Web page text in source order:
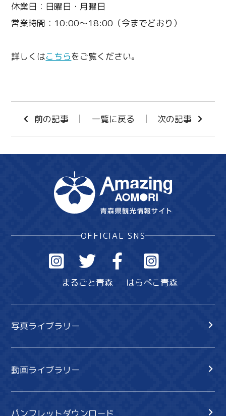
休業日：日曜日・月曜日
営業時間：10:00～18:00（今までどおり）
詳しくはこちらをご覧ください。
前の記事 一覧に戻る 次の記事
OFFICIAL SNS
まるごと青森 はらぺこ青森
写真ライブラリー
動画ライブラリー
パンフレットダウンロード
Line
Copy URL